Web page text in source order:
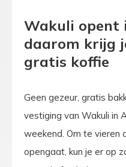
Wakuli opent
daarom krijg
gratis koffie
Geen gezeur, gratis
vestiging van Wakuli in
weekend. Om te vieren
opengaat, kun je er op